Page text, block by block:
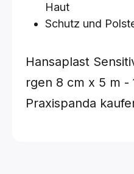
Haut
Schutz und
Hansaplast
rgen 8 cm x 5 m -
Praxispanda